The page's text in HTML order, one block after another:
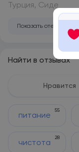
Турция, Сиде
Показать отель на
Найти в отзывах
Нравится
питание
55
чистота
28